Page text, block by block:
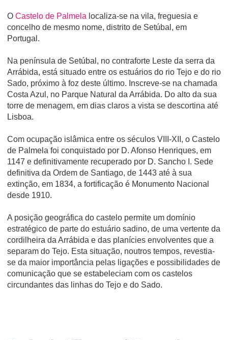
O Castelo de Palmela localiza-se na vila, freguesia e
concelho de mesmo nome, distrito de Setúbal, em
Portugal.
Na pení­nsula de Setúbal, no contraforte Leste da serra da
Arrábida, está situado entre os estuários do rio Tejo e do rio
Sado, próximo à foz deste último. Inscreve-se na chamada
Costa Azul, no Parque Natural da Arrábida. Do alto da sua
torre de menagem, em dias claros a vista se descortina até
Lisboa.
Com ocupação islâmica entre os séculos VIII-XII, o Castelo
de Palmela foi conquistado por D. Afonso Henriques, em
1147 e definitivamente recuperado por D. Sancho I. Sede
definitiva da Ordem de Santiago, de 1443 até à sua
extinção, em 1834, a fortificação é Monumento Nacional
desde 1910.
A posição geográfica do castelo permite um domínio
estratégico de parte do estuário sadino, de uma vertente da
cordilheira da Arrábida e das planícies envolventes que a
separam do Tejo. Esta situação, noutros tempos, revestia-
se da maior importância pelas ligações e possibilidades de
comunicação que se estabeleciam com os castelos
circundantes das linhas do Tejo e do Sado.